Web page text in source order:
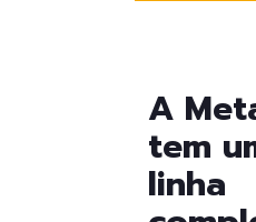
A
tem
linha